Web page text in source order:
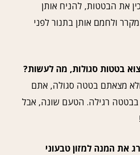
את הבטטות, להניח אותן
ולחמם אותן בתנור לפני
בטטות סגולות, מה לעשות?
מצאתם בטטה סגולה, אתם
בבטטה רגילה. הטעם שונה, אבל
את המנה למזון טבעוני